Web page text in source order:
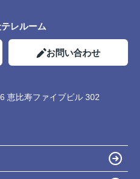
レルーム
お問い合わせ
恵比寿ファイブビル 302